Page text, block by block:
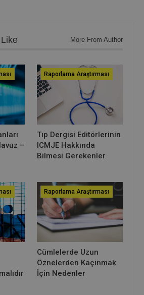
More From Author
–
Raporlama Araştırması
Tıp Dergisi Editörlerinin
ICMJE Hakkında
Bilmesi Gerekenler
Raporlama Araştırması
Cümlelerde Uzun
Öznelerden Kaçınmak
İçin Nedenler